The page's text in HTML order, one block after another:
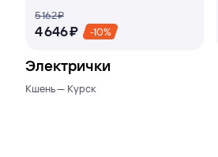
5 ⁠162 ⁠₽
4 ⁠646 ⁠₽ -10%
Электрички
Кшень — Курск